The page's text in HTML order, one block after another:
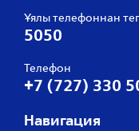
Ұялы телефоннан
5050
Телефон
+7 (727) 330
Навигация